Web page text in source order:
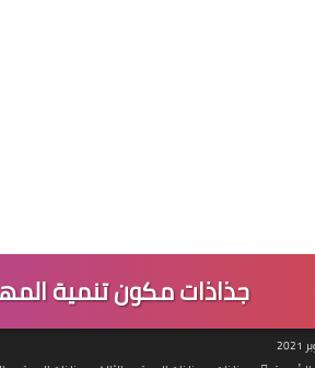
جذاذات مكون تنمية